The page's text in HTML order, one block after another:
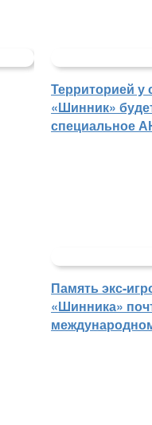
Территорией у
«Шинник»
специальное
Память экс-
«Шинника»